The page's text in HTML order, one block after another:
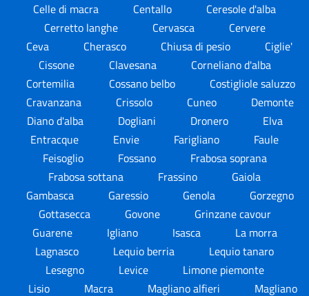
Celle di macra
Centallo
Ceresole d'alba
Cerretto langhe
Cervasca
Cervere
Ceva
Cherasco Chiusa di pesio
Ciglie'
Cissone
Clavesana
Corneliano d'alba
Cortemilia
Cossano belbo
Costigliole saluzzo
Cravanzana
Crissolo Cuneo
Demonte
Diano d'alba
Dogliani Dronero
Elva
Entracque
Envie Farigliano
Faule
Feisoglio
Fossano
Frabosa soprana
Frabosa sottana
Frassino
Gaiola
Gambasca
Garessio Genola
Gorzegno
Gottasecca
Govone
Grinzane cavour
Guarene
Igliano Isasca
La morra
Lagnasco
Lequio berria
Lequio tanaro
Lesegno
Levice
Limone piemonte
Lisio
Macra Magliano alfieri
Magliano